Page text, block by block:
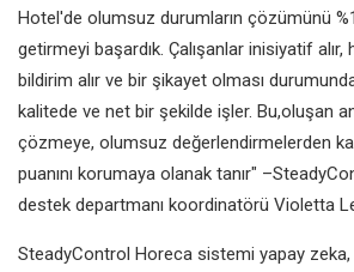
Hotel'de olumsuz durumların çözümünü
getirmeyi başardık. Çalışanlar inisiyatif
bildirim alır ve bir şikayet olması
kalitede ve net bir şekilde işler. Bu,oluşan
çözmeye, olumsuz değerlendirmelerden
puanını korumaya olanak tanır"
destek departmanı koordinatörü Violetta
SteadyControl Horeca sistemi yapay